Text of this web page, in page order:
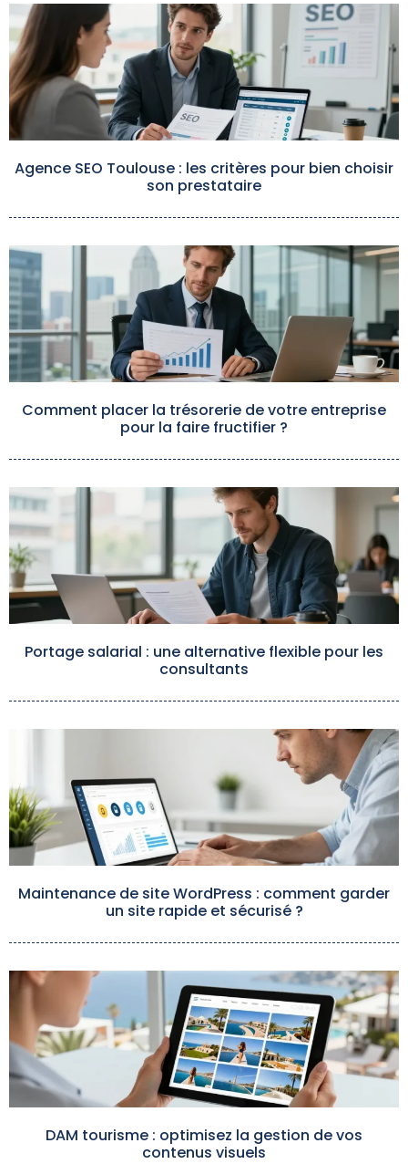
Agence SEO Toulouse : les critères pour bien choisir
son prestataire
Comment placer la trésorerie de votre entreprise
pour la faire fructifier ?
Portage salarial : une alternative flexible pour les
consultants
Maintenance de site WordPress : comment garder
un site rapide et sécurisé ?
DAM tourisme : optimisez la gestion de vos
contenus visuels